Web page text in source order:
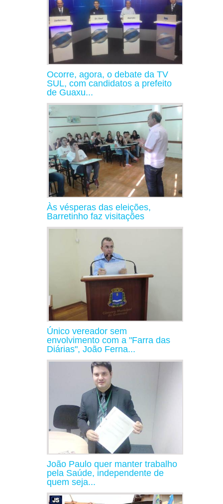
Ocorre, agora, o debate da TV
SUL, com candidatos a prefeito
de Guaxu...
Às vésperas das eleições,
Barretinho faz visitações
Único vereador sem
envolvimento com a "Farra das
Diárias", João Ferna...
João Paulo quer manter trabalho
pela Saúde, independente de
quem seja...